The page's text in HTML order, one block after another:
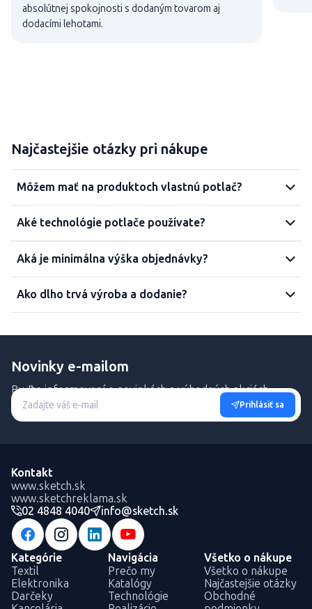
absolútnej spokojnosti s dodaným tovarom aj
dodacími lehotami.
Najčastejšie otázky pri nákupe
Môžem mať na produktoch vlastnú potlač?
Aké technológie potlače používate?
Aká je minimálna výška objednávky?
Ako dlho trvá výroba a dodanie?
Novinky e-mailom
Buďte informovaní o novinkách a výhodných akciách.
Prihlásiť sa
Kontakt
www.sketch.sk
www.sketchreklama.sk
02 4848 4040
info@sketch.sk
Kategórie
Textil
Elektronika
Darčeky
Navigácia
Prečo my
Katalógy
Technológie
Všetko o nákupe
Všetko o nákupe
Najčastejšie otázky
Obchodné